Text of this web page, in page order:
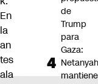
En
la
an
tes
ala
de
Trump
para
Gaza:
mantiene